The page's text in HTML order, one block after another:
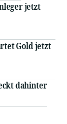
jetzt
Gold jetzt
dahinter